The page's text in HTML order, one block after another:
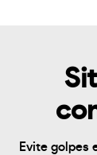
Evite golpes